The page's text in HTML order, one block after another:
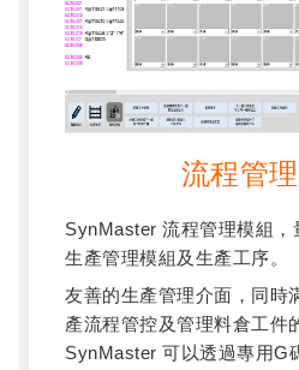
流程管
SynMaster 流程管理模組，
生產管理模組及生產工序。
友善的生產管理介面，同時
產流程管控及管理料倉工件
SynMaster 可以透過專用G